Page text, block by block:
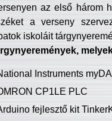
az első három
a verseny
iskoláit
Instruments
CP1LE PLC
fejlesztő kit